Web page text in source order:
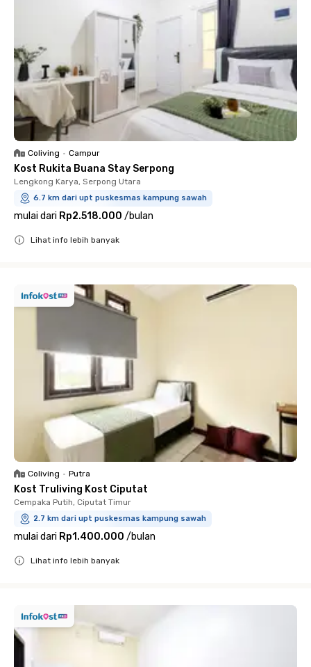
Coliving • Campur
Kost Rukita Buana Stay Serpong
Lengkong Karya, Serpong Utara
6.7 km dari upt puskesmas kampung sawah
mulai dari Rp2.518.000 /bulan
Lihat info lebih banyak
Coliving • Putra
Kost Truliving Kost Ciputat
Cempaka Putih, Ciputat Timur
2.7 km dari upt puskesmas kampung sawah
mulai dari Rp1.400.000 /bulan
Lihat info lebih banyak